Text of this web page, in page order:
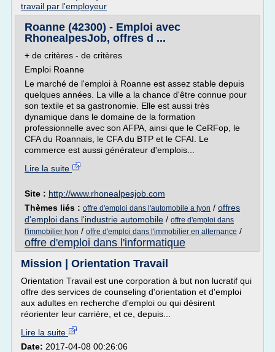
travail par l'employeur
Roanne (42300) - Emploi avec
RhonealpesJob, offres d ...
+ de critères - de critères
Emploi Roanne
Le marché de l'emploi à Roanne est assez stable depuis
quelques années. La ville a la chance d'être connue pour
son textile et sa gastronomie. Elle est aussi très
dynamique dans le domaine de la formation
professionnelle avec son AFPA, ainsi que le CeRFop, le
CFA du Roannais, le CFA du BTP et le CFAI. Le
commerce est aussi générateur d'emplois...
Lire la suite
Site : http://www.rhonealpesjob.com
Thèmes liés : offre d'emploi dans l'automobile a lyon / offres
d'emploi dans l'industrie automobile / offre d'emploi dans
l'immobilier lyon / offre d'emploi dans l'immobilier en alternance /
offre d'emploi dans l'informatique
Mission | Orientation Travail
Orientation Travail est une corporation à but non lucratif qui
offre des services de counseling d'orientation et d'emploi
aux adultes en recherche d'emploi ou qui désirent
réorienter leur carrière, et ce, depuis...
Lire la suite
Date: 2017-04-08 00:26:06